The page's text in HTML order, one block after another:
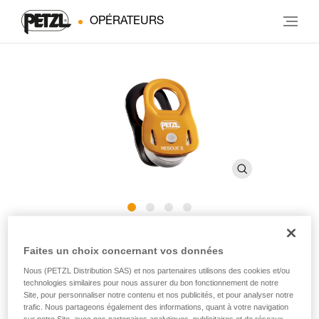
OPÉRATEURS
RESCUE S
Poulie légère et ultra compacte à haut rendement
La poulie RESCUE S est destinée aux professionnels des
Faites un choix concernant vos données
Nous (PETZL Distribution SAS) et nos partenaires utilisons des cookies et/ou
technologies similaires pour nous assurer du bon fonctionnement de notre
Site, pour personnaliser notre contenu et nos publicités, et pour analyser notre
trafic. Nous partageons également des informations, quant à votre navigation